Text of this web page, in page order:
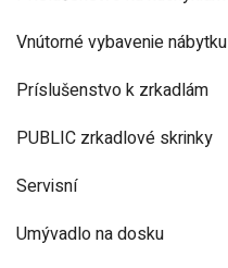
Vnútorné vybavenie nábytku
Príslušenstvo k zrkadlám
PUBLIC zrkadlové skrinky
Servisní
Umývadlo na dosku